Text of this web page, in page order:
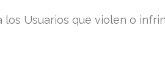
Usuarios que violen o